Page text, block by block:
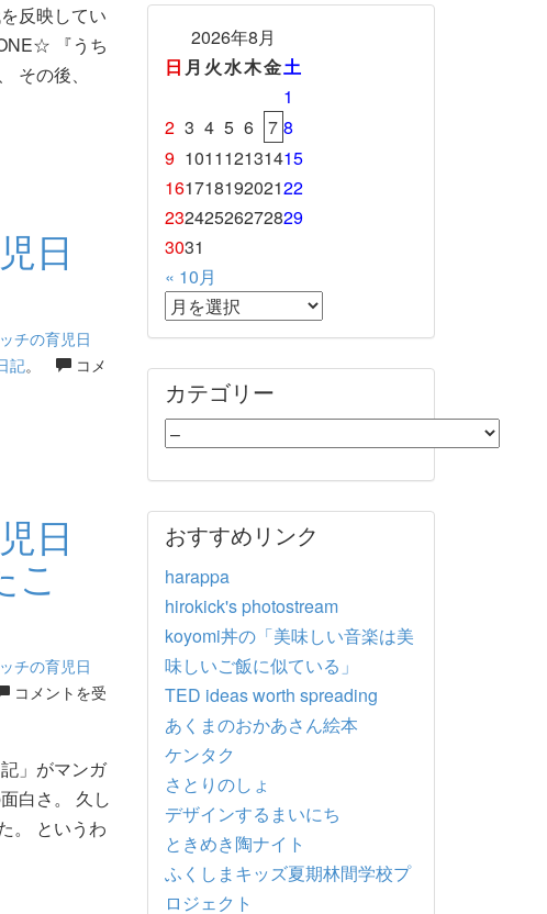
反映してい
『うち
その後、
日
チの育児日
記。
コメ
日
こ
チの育児日
コメントを受
」がマンガ
白さ。 久し
。 というわ
2026年8月
日 月 火水木金土
1
2 3 4 5 6 7 8
9 101112131415
16171819202122
23242526272829
3031
« 10月
カテゴリー
おすすめリンク
harappa
hirokick's photostream
koyomi丼の「美味しい音楽は美
味しいご飯に似ている」
TED ideas worth spreading
あくまのおかあさん絵本
ケンタク
さとりのしょ
デザインするまいにち
ときめき陶ナイト
ふくしまキッズ夏期林間学校プ
ロジェクト